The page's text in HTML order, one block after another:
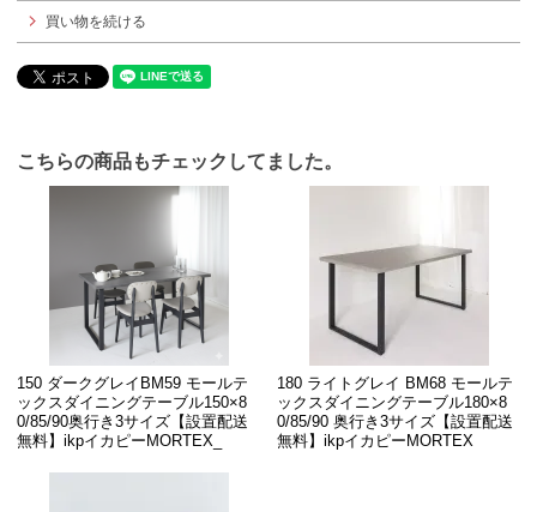
買い物を続ける
こちらの商品もチェックしてました。
150 ダークグレイBM59 モールテ
ックスダイニングテーブル150×8
0/85/90奥行き3サイズ【設置配送
無料】ikpイカピーMORTEX_
180 ライトグレイ BM68 モールテ
ックスダイニングテーブル180×8
0/85/90 奥行き3サイズ【設置配送
無料】ikpイカピーMORTEX